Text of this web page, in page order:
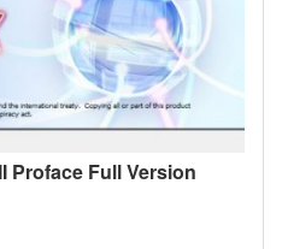
Proface Full Version